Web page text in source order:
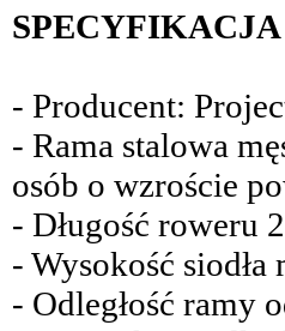
SPECYFIKACJA
- Producent:
- Rama stalowa
osób o wzroście
- Długość roweru
- Wysokość
- Odległość ramy